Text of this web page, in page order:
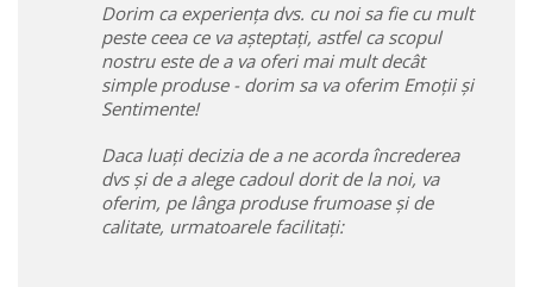
Dorim ca experiența dvs. cu noi sa fie cu mult
peste ceea ce va așteptați, astfel ca scopul
nostru este de a va oferi mai mult decât
simple produse - dorim sa va oferim Emoții și
Sentimente!
Daca luați decizia de a ne acorda încrederea
dvs și de a alege cadoul dorit de la noi, va
oferim, pe lânga produse frumoase și de
calitate, urmatoarele facilitați: